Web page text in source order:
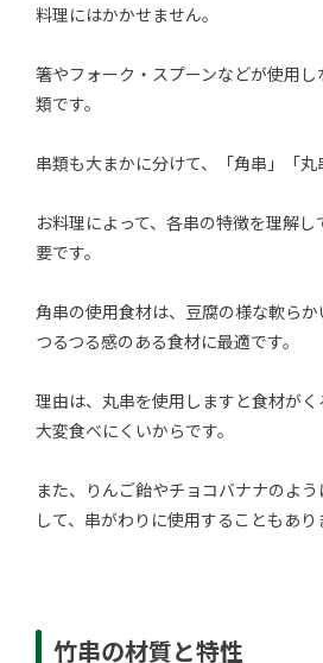
料理にはかかせません。
箸やフォーク・スプーンなどが使用
類です。
串類も大まかに分けて、「角串」「丸
お料理によって、各串の特徴を理解
要です。
角串の使用食材は、豆腐の様な軟ら
つるつる感のある食材に最適です。
理由は、丸串を使用しますと食材が
大変食べにくいからです。
また、りんご飴やチョコバナナのよ
して、串がわりに使用することもあり
竹串の材質と特性